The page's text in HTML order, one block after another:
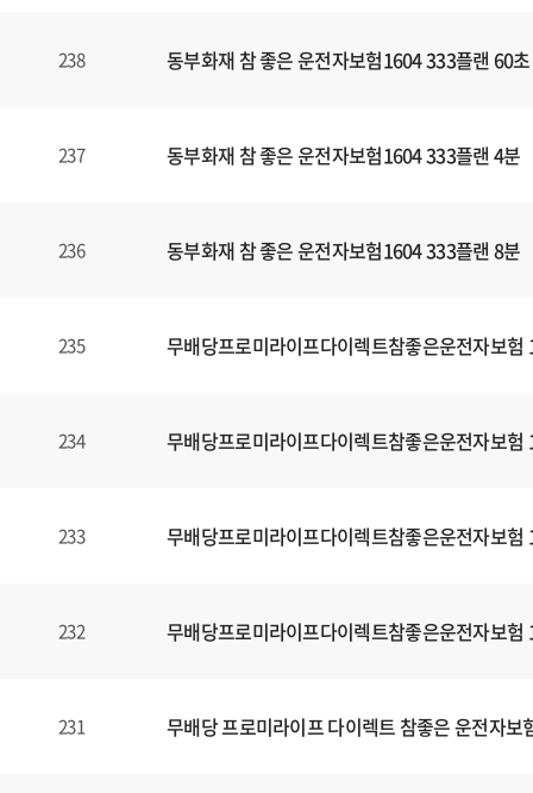
238 동부화재 참 좋은 운전자보험1604 333플랜 60초
237 동부화재 참 좋은 운전자보험1604 333플랜 4분
236 동부화재 참 좋은 운전자보험1604 333플랜 8분
235 무배당프로미라이프다이렉트참좋은운전자보험
234 무배당프로미라이프다이렉트참좋은운전자보험
233 무배당프로미라이프다이렉트참좋은운전자보험
232 무배당프로미라이프다이렉트참좋은운전자보험
231 무배당 프로미라이프 다이렉트 참좋은 운전자보